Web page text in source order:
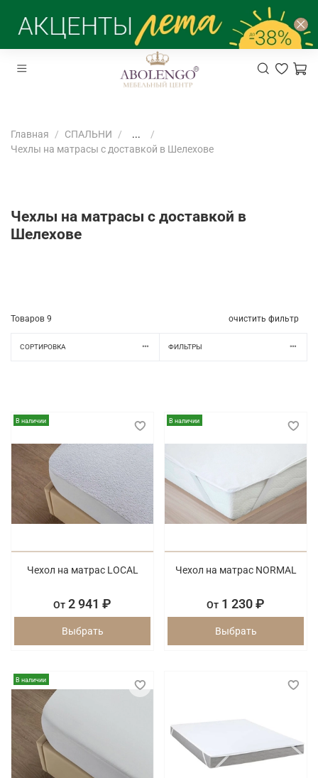
Главная СПАЛЬНИ
...
Чехлы на матрасы с доставкой в Шелехове
Чехлы на матрасы с доставкой в
Шелехове
Товаров 9 очистить фильтр
СОРТИРОВКА ФИЛЬТРЫ
В наличии
Чехол на матрас LOCAL
От 2 941 ₽
Выбрать
В наличии
Чехол на матрас NORMAL
От 1 230 ₽
Выбрать
В наличии